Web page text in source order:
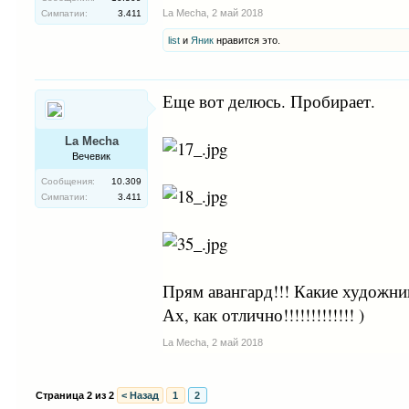
Симпатии:
3.411 La Mecha 2 май 2018
list иЯник нравится это.
La Mecha
Вечевик
Сообщения:
10.309
Симпатии:
3.411
Еще вот делюсь. Пробирает.
Прям авангард!!! Какие
Ах, как отлично!!!!!!!!!!!!! )
La Mecha 2 май 2018
Страница 2 из 2 < Назад 1 2